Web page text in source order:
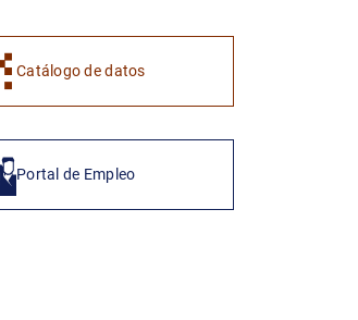
Catálogo de datos
Portal de Empleo